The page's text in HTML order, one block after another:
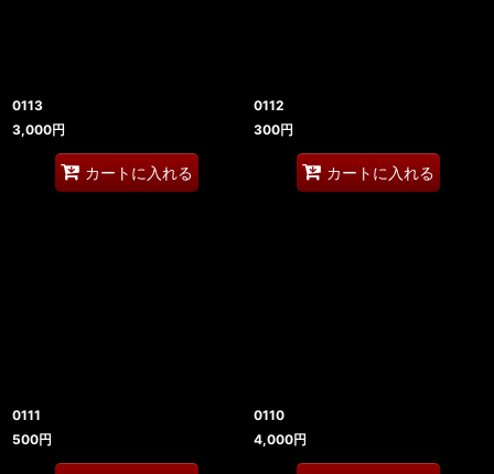
0113
3,000円
カートに入れる
0112
300円
カートに入れる
0111
500円
0110
4,000円